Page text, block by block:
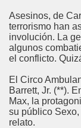
Asesinos, de
terrorismo han
involución. La
algunos
el conflicto.
El Circo
Barrett, Jr. (**).
Max, la
su público
relato.